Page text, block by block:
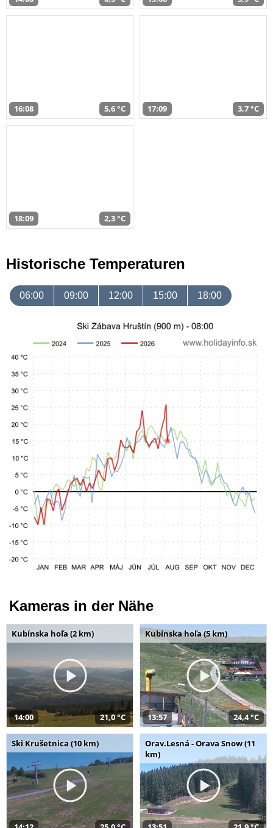
16:08 5,6 °C 17:09 3,7 °C
18:09 2,3 °C
Historische Temperaturen
06:00 09:00 12:00 15:00 18:00
Kameras in der Nähe
Kubínska hoľa (2 km)
14:00 21,0 °C
Kubínska hoľa (5 km)
13:57 24,4 °C
Ski Krušetnica (10 km)
Orav.Lesná - Orava Snow (11
km)